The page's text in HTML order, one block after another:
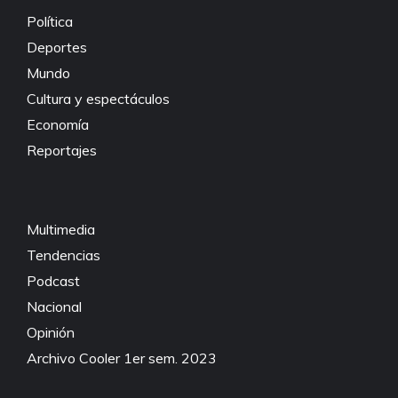
Política
Deportes
Mundo
Cultura y espectáculos
Economía
Reportajes
Multimedia
Tendencias
Podcast
Nacional
Opinión
Archivo Cooler 1er sem. 2023